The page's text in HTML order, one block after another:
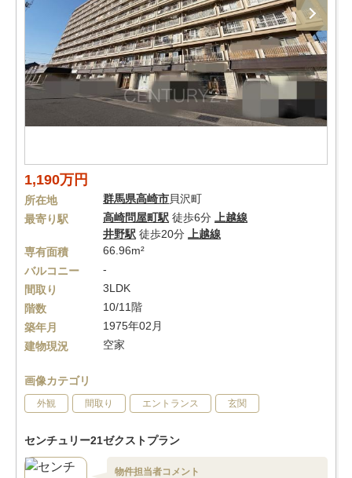
1,190万円
所在地 群馬県高崎市貝沢町
最寄り駅
高崎問屋町駅 徒歩6分
上越線
井野駅 徒歩20分
上越線
専有面積
66.96m²
バルコニー
-
間取り
3LDK
階数
10/11階
築年月
1975年02月
建物現況
空家
画像カテゴリ
外観 間取り エントランス 玄関
センチュリー21ゼクストプラン
物件担当者コメント